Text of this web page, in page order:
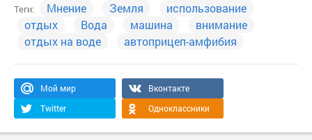
Теги: Мнение Земля
использование
отдых
Вода машина
внимание
отдых на воде
автоприцеп-амфибия
Мой мир
Вконтакте
Twitter
Одноклассники